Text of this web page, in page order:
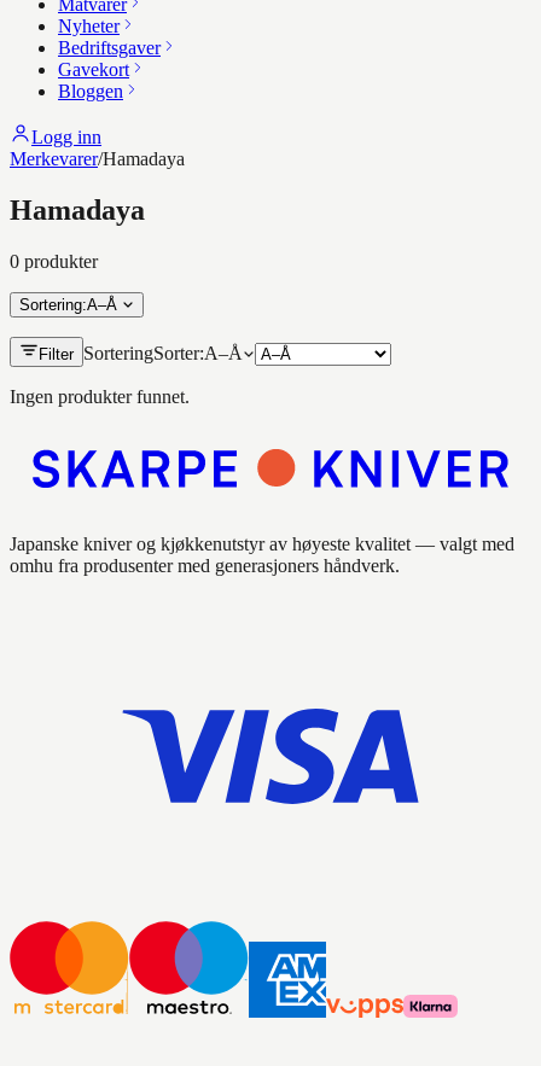
Matvarer
Nyheter
Bedriftsgaver
Gavekort
Bloggen
Logg inn
Merkevarer/Hamadaya
Hamadaya
0 produkter
Sortering:A–Å
Filter SorteringSorter:A–Å
Ingen produkter funnet.
Japanske kniver og kjøkkenutstyr av høyeste kvalitet — valgt med
omhu fra produsenter med generasjoners håndverk.